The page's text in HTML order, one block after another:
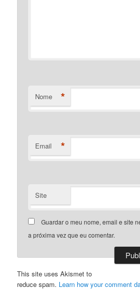
Nome *
Email *
Site
Guardar o meu nome, email e site
a próxima vez que eu comentar.
This site uses Akismet to
reduce spam. Learn how your comment